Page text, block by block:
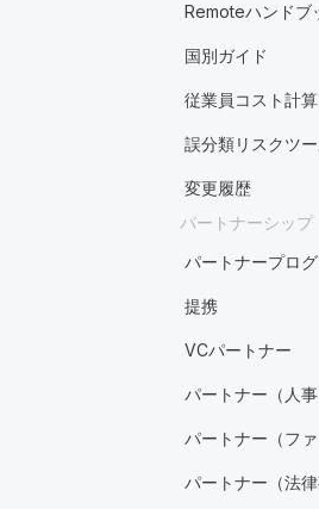
Remoteハンドブ
国別ガイド
従業員コスト計
誤分類リスクツ
変更履歴
パートナーシップ
パートナープロ
提携
VCパートナー
パートナー（人事
パートナー（フ
パートナー（法律